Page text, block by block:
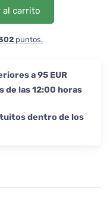
al carrito
puntos.
a 95 EUR
de las 12:00 horas
dentro de los